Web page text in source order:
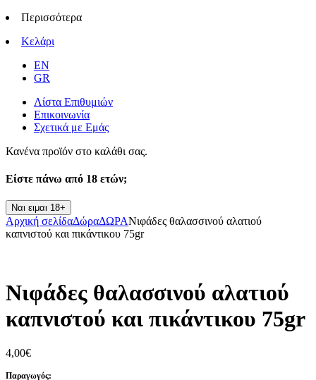
Περισσότερα
Κελάρι
EN
GR
Λίστα Επιθυμιών
Επικοινωνία
Σχετικά με Εμάς
Κανένα προϊόν στο καλάθι σας.
Είστε πάνω από 18 ετών;
Ναι ειμαι 18+
Αρχική σελίδαΔώραΔΩΡΑΝιφάδες θαλασσινού αλατιού
καπνιστού και πικάντικου 75gr
Νιφάδες θαλασσινού αλατιού
καπνιστού και πικάντικου 75gr
4,00€
Παραγωγός: